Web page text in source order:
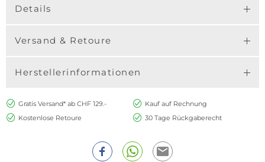
Details
Versand & Retoure
Herstellerinformationen
Gratis Versand* ab CHF 129.-
Kauf auf Rechnung
Kostenlose Retoure
30 Tage Rückgaberecht